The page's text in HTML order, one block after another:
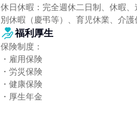
休日休暇：完全週休二日制、休暇
別休暇（慶弔等）、育児休業、介護
福利厚生
保険制度：
・雇用保険
・労災保険
・健康保険
・厚生年金